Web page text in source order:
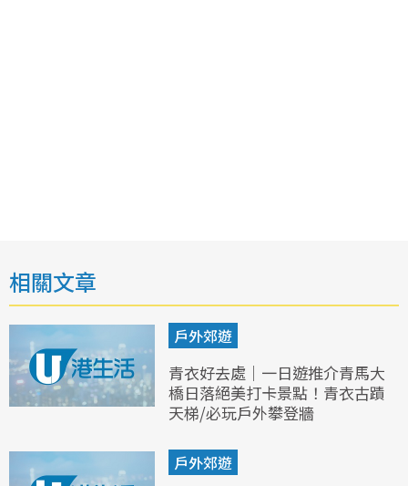
相關文章
戶外郊遊
青衣好去處｜一日遊推介青馬大
橋日落絕美打卡景點！青衣古蹟
天梯/必玩戶外攀登牆
戶外郊遊